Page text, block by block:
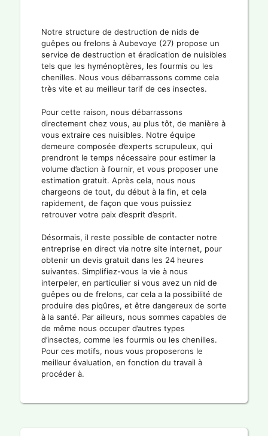
Notre structure de destruction de nids de
guêpes ou frelons à Aubevoye (27) propose un
service de destruction et éradication de nuisibles
tels que les hyménoptères, les fourmis ou les
chenilles. Nous vous débarrassons comme cela
très vite et au meilleur tarif de ces insectes.
Pour cette raison, nous débarrassons
directement chez vous, au plus tôt, de manière à
vous extraire ces nuisibles. Notre équipe
demeure composée d’experts scrupuleux, qui
prendront le temps nécessaire pour estimer la
volume d’action à fournir, et vous proposer une
estimation gratuit. Après cela, nous nous
chargeons de tout, du début à la fin, et cela
rapidement, de façon que vous puissiez
retrouver votre paix d’esprit d’esprit.
Désormais, il reste possible de contacter notre
entreprise en direct via notre site internet, pour
obtenir un devis gratuit dans les 24 heures
suivantes. Simplifiez-vous la vie à nous
interpeler, en particulier si vous avez un nid de
guêpes ou de frelons, car cela a la possibilité de
produire des piqûres, et être dangereux de sorte
à la santé. Par ailleurs, nous sommes capables de
de même nous occuper d’autres types
d’insectes, comme les fourmis ou les chenilles.
Pour ces motifs, nous vous proposerons le
meilleur évaluation, en fonction du travail à
procéder à.